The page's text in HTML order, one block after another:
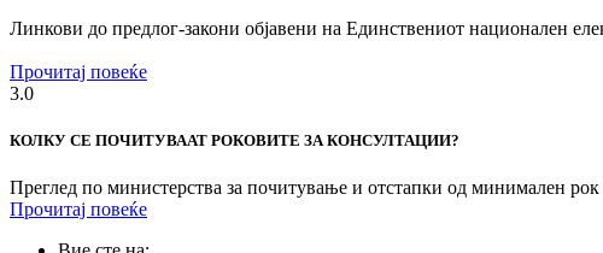
Линкови до предлог-закони објавени на Единствениот национален
Прочитај повеќе
3.0
КОЛКУ СЕ ПОЧИТУВААТ РОКОВИТЕ ЗА КОНСУЛТАЦИИ?
Преглед по министерства за почитување и отстапки од минимален
Прочитај повеќе